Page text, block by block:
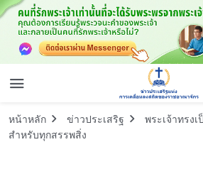
หน้าหลัก ข่าวประเสริฐ
พระเจ้าทรง
สำหรับทุกสรรพสิ่ง